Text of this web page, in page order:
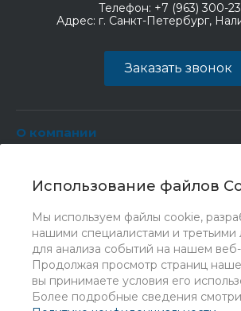
Использование файлов
Мы используем файлы cookie,
нашими специалистами и третьими
для анализа событий на нашем веб-
Продолжая просмотр страниц
вы принимаете условия его
Более подробные сведения
Телефон: +7 (963) 300-
Адрес: г. Санкт-Петербург,
Заказать звонок
О компании
Услуги